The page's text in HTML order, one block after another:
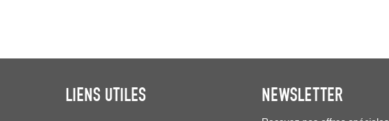
LIENS UTILES NEWSLETTER